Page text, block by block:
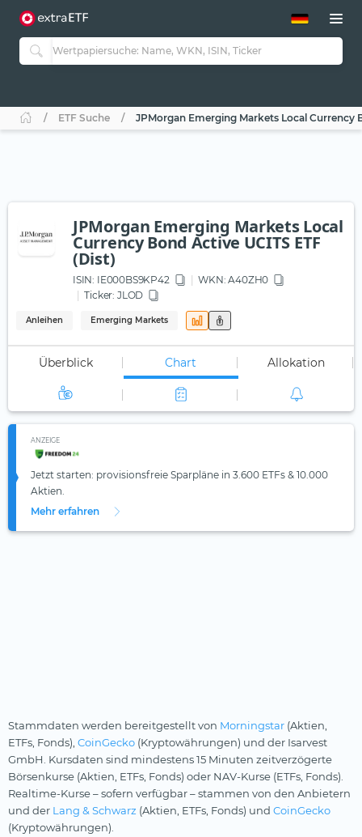
ETF-Guide 2.0
Guide Aktive ETFs
ETF-Sparpläne
ETF Suche JPMorgan Emerging Markets Local Currency
JPMorgan Emerging Markets Local
Currency Bond Active UCITS ETF
(Dist)
ISIN: IE000BS9KP42 WKN: A40ZH0
Ticker: JLOD
Anleihen Emerging Markets
Überblick Chart Allokation
ANZEIGE
Jetzt starten: provisionsfreie Sparpläne in 3.600 ETFs & 10.000
Aktien.
Mehr erfahren
Stammdaten werden bereitgestellt von Morningstar (Aktien,
ETFs, Fonds), CoinGecko (Kryptowährungen) und der Isarvest
GmbH. Kursdaten sind mindestens 15 Minuten zeitverzögerte
Börsenkurse (Aktien, ETFs, Fonds) oder NAV-Kurse (ETFs, Fonds).
Realtime-Kurse – sofern verfügbar – stammen von den Anbietern
und der Lang & Schwarz (Aktien, ETFs, Fonds) und CoinGecko
(Kryptowährungen).